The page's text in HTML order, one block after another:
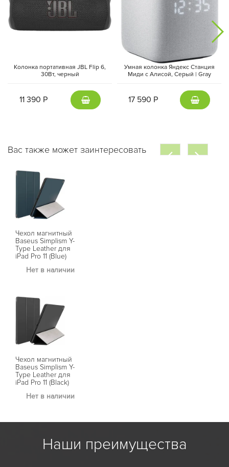
Колонка портативная JBL Flip 6,
30Вт, черный
11 390 Р
Умная колонка Яндекс Станция
Миди с Алисой, Cерый | Gray
17 590 Р
Вас также может заинтересовать
Чехол магнитный
Baseus Simplism Y-
Type Leather для
iPad Pro 11 (Blue)
Нет в наличии
Чехол магнитный
Baseus Simplism Y-
Type Leather для
iPad Pro 11 (Black)
Нет в наличии
Наши преимущества